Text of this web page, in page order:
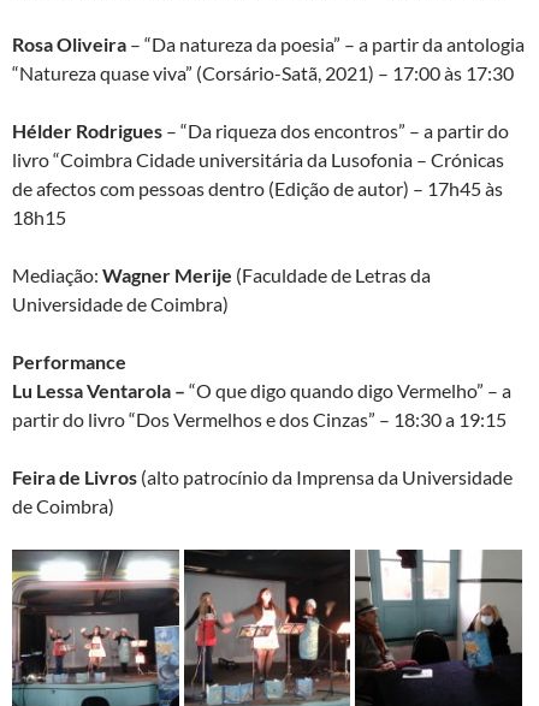
Rosa Oliveira – “Da natureza da poesia” – a partir da antologia
“Natureza quase viva” (Corsário-Satã, 2021) – 17:00 às 17:30
Hélder Rodrigues – “Da riqueza dos encontros” – a partir do
livro “Coimbra Cidade universitária da Lusofonia – Crónicas
de afectos com pessoas dentro (Edição de autor) – 17h45 às
18h15
Mediação: Wagner Merije (Faculdade de Letras da
Universidade de Coimbra)
Performance
Lu Lessa Ventarola – “O que digo quando digo Vermelho” – a
partir do livro “Dos Vermelhos e dos Cinzas” – 18:30 a 19:15
Feira de Livros (alto patrocínio da Imprensa da Universidade
de Coimbra)